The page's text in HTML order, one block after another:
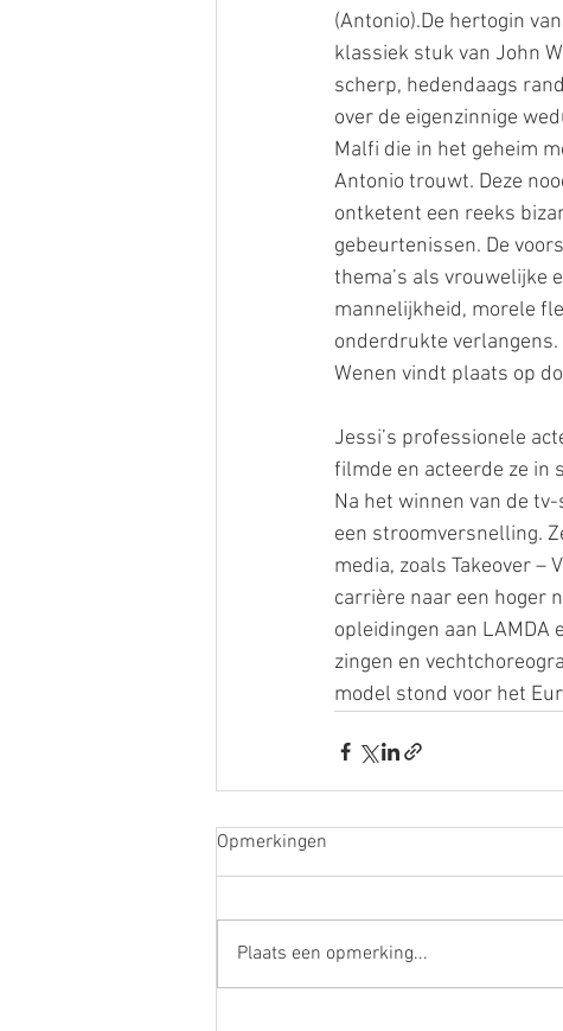
(Antonio).De hertogin
klassiek stuk van John
scherp, hedendaags
over de eigenzinnige
Malfi die in het geheim
Antonio trouwt. Deze
ontketent een reeks
gebeurtenissen. De
thema’s als vrouwelijke
mannelijkheid, morele
onderdrukte
Wenen vindt plaats op
Jessi’s professionele
filmde en acteerde ze in
Na het winnen van de
een stroomversnelling.
media, zoals Takeover –
carrière naar een hoger
opleidingen aan LAMDA
zingen en
model stond voor het
Opmerkingen
Plaats een opmerking...